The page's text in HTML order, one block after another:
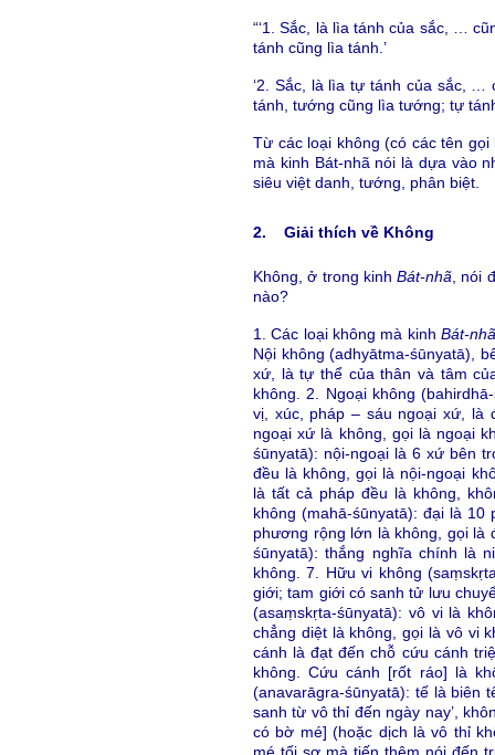
“‘1. Sắc, là lìa tánh của sắc, …
tánh cũng lìa tánh.’
‘2. Sắc, là lìa tự tánh của sắc,
tánh, tướng cũng lìa tướng; tự
Từ các loại không (có các tên
mà kinh Bát-nhã nói là dựa vào
siêu việt danh, tướng, phân biệt.
2. Giải thích về Không
Không, ở trong kinhBát-nhã , nói
nào?
1. Các loại không mà kinhBát-
Nội không (adhyātma-śūnyatā),
xứ, là tự thể của thân và tâm
không. 2. Ngoại không
vị, xúc, pháp – sáu ngoại xứ, là
ngoại xứ là không, gọi là ngoại
śūnyatā): nội-ngoại là 6 xứ bên
đều là không, gọi là nội-ngoại
là tất cả pháp đều là không,
không (mahā-śūnyatā): đại là
phương rộng lớn là không, gọi là
śūnyatā): thắng nghĩa chính là
không. 7. Hữu vi không
giới; tam giới có sanh tử lưu
(asaṃskṛta-śūnyatā): vô vi là
chẳng diệt là không, gọi là vô vi
cánh là đạt đến chỗ cứu cánh
không. Cứu cánh [rốt ráo] là
(anavarāgra-śūnyatā): tế là biên
sanh từ vô thỉ đến ngày nay’,
có bờ mé] (hoặc dịch là vô thỉ
mé tối sơ mà tiến thêm nói đến